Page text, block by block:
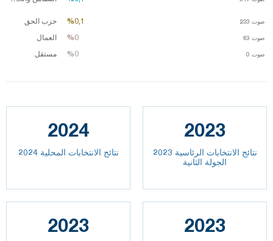
حزب الحق
العمال
مستقل
%0,1 233 صوت
%0 63 صوت
%0 0 صوت
%0,1
%0
%0
2024
نتائج الانتخابات المحلية 2024
2023
نتائج الانتخابات الرئاسية 2023
الجولة الثانية
2023 2023